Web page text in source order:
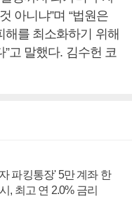
아니냐”며 “법원은
를 최소화하기 위해
고 말했다. 김수헌 코
파킹통장' 5만 계좌 한
, 최고 연 2.0% 금리